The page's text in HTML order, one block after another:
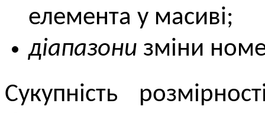
елемента у масиві;
діапазони зміни
Cукупність